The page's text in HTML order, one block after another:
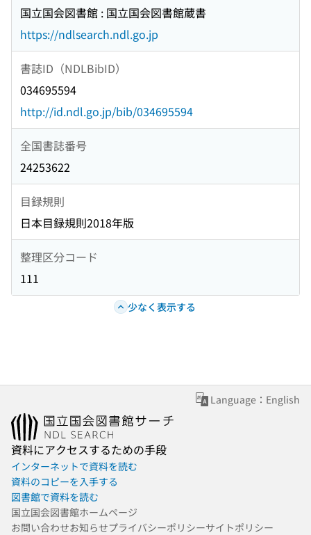
国立国会図書館 : 国立国会図書館蔵書
https://ndlsearch.ndl.go.jp
書誌ID（NDLBibID）
034695594
http://id.ndl.go.jp/bib/034695594
全国書誌番号
24253622
目録規則
日本目録規則2018年版
整理区分コード
111
少なく表示する
Language：English
資料にアクセスするための手段
インターネットで資料を読む
資料のコピーを入手する
図書館で資料を読む
国立国会図書館ホームページ
お問い合わせお知らせプライバシーポリシーサイトポリシー